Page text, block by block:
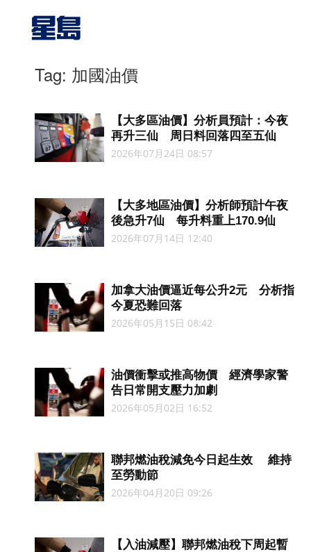
Tag: 加國油價
【大多區油價】分析員預計：今夜
再升三仙 周日料回落四至五仙
2026年07月24日 08:57
【大多地區油價】分析師預計午夜
後急升7仙 每升料重上170.9仙
2026年07月14日 12:40
加拿大油價逼近每公升2元 分析指
今夏恐難回落
2026年05月15日 08:42
油價衝擊或推高物價 經濟學家警
告日常開支壓力加劇
2026年05月02日 16:52
聯邦燃油稅減免今日起生效 維持
至勞動節
2026年04月20日 09:26
【入油減壓】聯邦燃油稅下周起暫